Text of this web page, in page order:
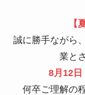
【
誠に勝手ながら
業と
8月12日
何卒ご理解の